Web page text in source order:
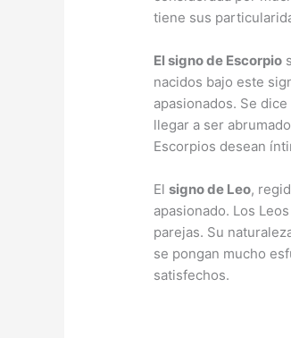
tiene sus
El signo de Escorpio
nacidos bajo este
apasionados. Se
llegar a ser
Escorpios desean
Elsigno de Leo,
apasionado. Los
parejas. Su
se pongan mucho
satisfechos.